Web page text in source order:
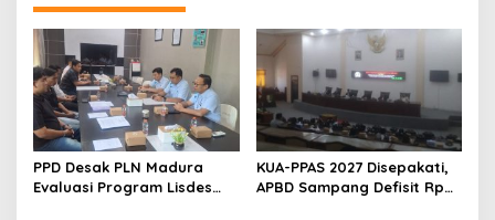
PPD Desak PLN Madura
Evaluasi Program Lisdes
KUA-PPAS 2027 Disepakati,
APBD Sampang Defisit Rp